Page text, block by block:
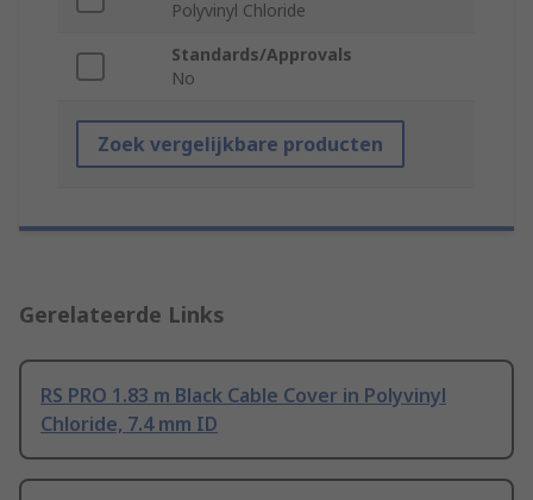
Polyvinyl Chloride
Standards/Approvals
No
Zoek vergelijkbare producten
Gerelateerde Links
RS PRO 1.83 m Black Cable Cover in Polyvinyl
Chloride, 7.4 mm ID